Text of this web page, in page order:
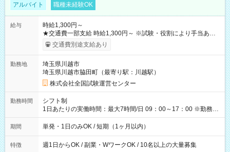
アルバイト 職種未経験OK
給与
時給1,300円～
★交通費一部支給 時給1,300円～ ※試験・役割により手当あり
※勤務回数により昇給あり 【即給（前払い）オプションあ
り！】 希望される場合、勤務から1週間ほどで給与の一部を受け
例】 ・河合塾模擬試験 8:30～17:30（休憩1時間） 時給1,300円
×8時間＝日収10,400円＋交通費 ※当日の役割により時給＋100
円の場合あり ・国家試験 7:00～13:30（休憩なし） 時給1,300
円（役割手当＋100円）×6時間＝日収8,400円＋交通費 【試用期
間】試用期間なし
交通費別途支給あり
勤務地
埼玉県川越市
埼玉県川越市脇田町（最寄り駅：川越駅）
株式会社全国試験運営センター
勤務時間
シフト制
1日あたりの実働時間：最大7時間/日 09：00～17：00 ※勤務時
間は 試験により異なります。
期間 単発・1日のみOK / 短期（1ヶ月以内）
特徴 週1日からOK / 副業・WワークOK / 10名以上の大量募集